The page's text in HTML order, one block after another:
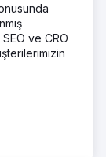
ve CRO